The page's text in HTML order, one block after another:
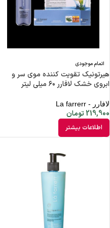
اتمام موجودی
هیرتونیک تقویت کننده موی سر و
ابروی خشک لافارر ۶۰ میلی لیتر
لافارر - La farrerr
219,900تومان
اطلاعات بیشتر